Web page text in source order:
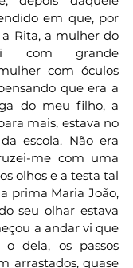
em que, por
Rita, a mulher do
com grande
com óculos
que era a
do meu filho, a
mais, estava no
escola. Não era
me com uma
olhos e a testa tal
prima Maria João,
seu olhar estava
a andar vi que
dela, os passos
arrastados, quase